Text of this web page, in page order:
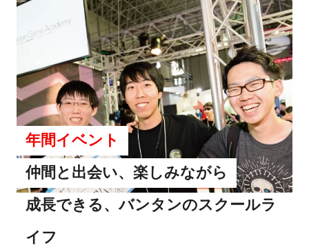
年間イベント
仲間と出会い、楽しみながら
成長できる、バンタンのスクールラ
イフ